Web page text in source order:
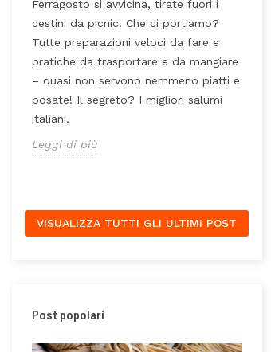
Ferragosto si avvicina, tirate fuori i
cestini da picnic! Che ci portiamo?
Tutte preparazioni veloci da fare e
pratiche da trasportare e da mangiare
– quasi non servono nemmeno piatti e
posate! Il segreto? I migliori salumi
italiani.
Leggi di più
VISUALIZZA TUTTI GLI ULTIMI POST
Post popolari